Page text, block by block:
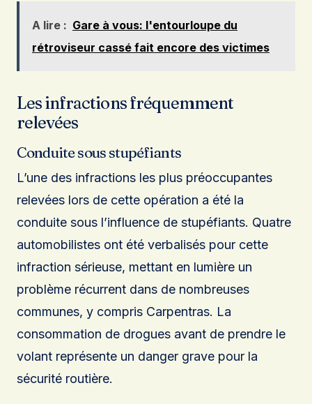
A lire : Gare à vous: l'entourloupe du
rétroviseur cassé fait encore des victimes
Les infractions fréquemment
relevées
Conduite sous stupéfiants
L’une des infractions les plus préoccupantes
relevées lors de cette opération a été la
conduite sous l’influence de stupéfiants. Quatre
automobilistes ont été verbalisés pour cette
infraction sérieuse, mettant en lumière un
problème récurrent dans de nombreuses
communes, y compris Carpentras. La
consommation de drogues avant de prendre le
volant représente un danger grave pour la
sécurité routière.